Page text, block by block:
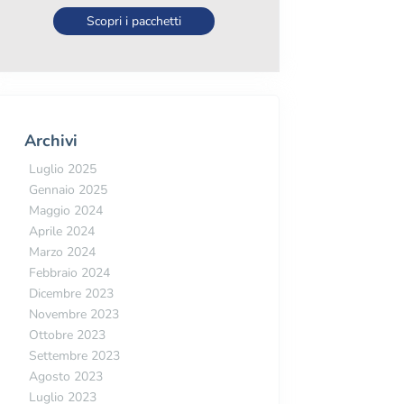
Scopri i pacchetti
Archivi
Luglio 2025
Gennaio 2025
Maggio 2024
Aprile 2024
Marzo 2024
Febbraio 2024
Dicembre 2023
Novembre 2023
Ottobre 2023
Settembre 2023
Agosto 2023
Luglio 2023